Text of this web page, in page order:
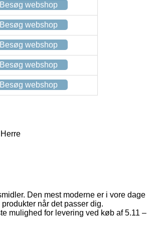
Besøg webshop
Besøg webshop
Besøg webshop
Besøg webshop
Besøg webshop
Den mest moderne er i vore dage
når det passer dig.
mulighed for levering ved køb af 5.11 –